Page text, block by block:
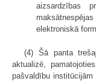
aizsardzības
elektroniskā
(4) Šā panta
aktualizē,
pašvaldību